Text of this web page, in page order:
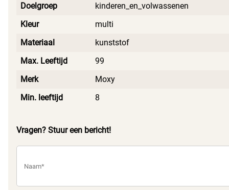
Doelgroep
kinderen_en_volwassenen
Kleur
multi
Materiaal
kunststof
Max. Leeftijd
99
Merk
Moxy
Min. leeftijd
8
Vragen? Stuur een bericht!